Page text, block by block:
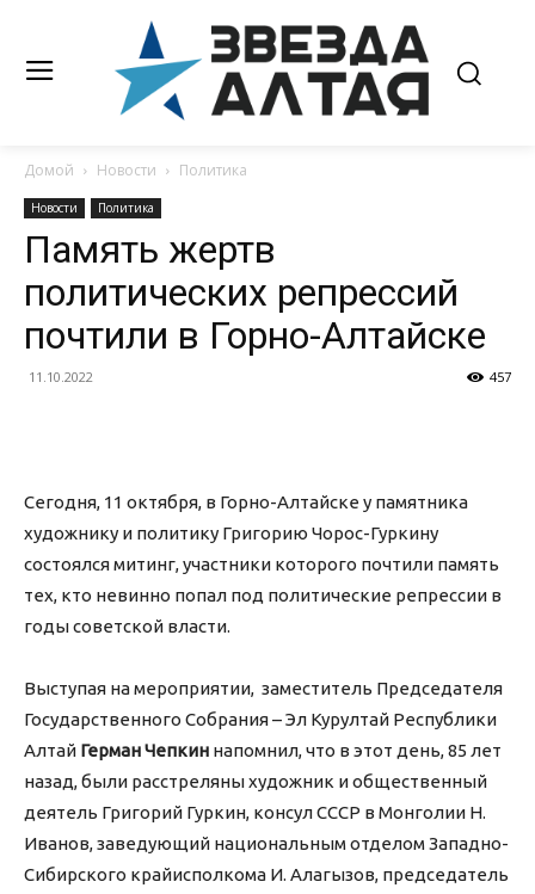
Домой Новости Политика
Новости Политика
Память жертв
политических репрессий
почтили в Горно-Алтайске
11.10.2022 457
Сегодня, 11 октября, в Горно-Алтайске у памятника
художнику и политику Григорию Чорос-Гуркину
состоялся митинг, участники которого почтили память
тех, кто невинно попал под политические репрессии в
годы советской власти.
Выступая на мероприятии, заместитель Председателя
Государственного Собрания – Эл Курултай Республики
Алтай Герман Чепкин напомнил, что в этот день, 85 лет
назад, были расстреляны художник и общественный
деятель Григорий Гуркин, консул СССР в Монголии Н.
Иванов, заведующий национальным отделом Западно-
Сибирского крайисполкома И. Алагызов, председатель